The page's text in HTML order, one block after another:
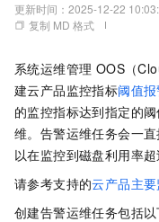
更新时间： 2025-12-22
复制 MD 格式
系统运维管理 OOS（
建云产品监控指标阈值
的监控指标达到指定的
维。告警运维任务会一
以在监控到磁盘利用率超
请参考支持的云产品主
创建告警运维任务包括以